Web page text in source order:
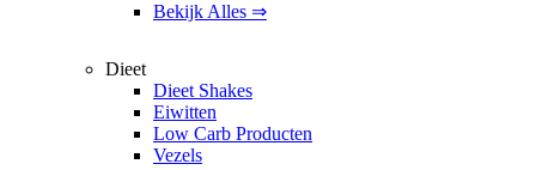
Bekijk Alles ⇒
Dieet
Dieet Shakes
Eiwitten
Low Carb Producten
Vezels